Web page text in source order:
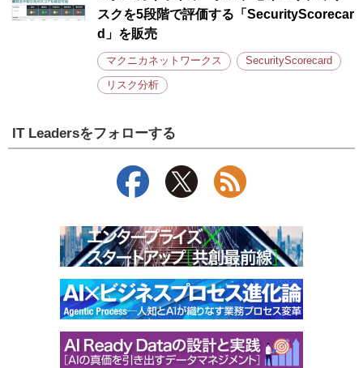
スクを5段階で評価する「SecurityScorecar
d」を販売
マクニカネットワークス SecurityScorecard
リスク分析
IT Leadersをフォローする